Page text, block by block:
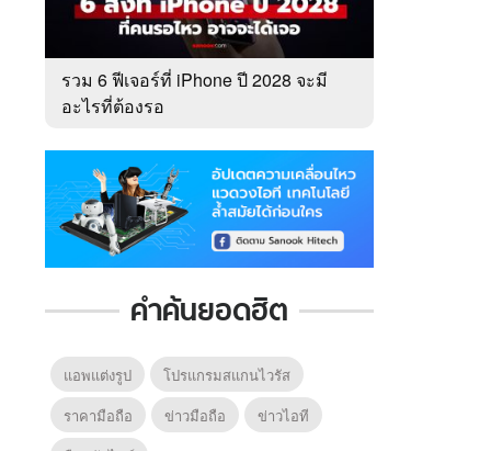
รวม 6 ฟีเจอร์ที่ iPhone ปี 2028 จะมี
อะไรที่ต้องรอ
คำค้นยอดฮิต
แอพแต่งรูป
โปรแกรมสแกนไวรัส
ราคามือถือ
ข่าวมือถือ
ข่าวไอที